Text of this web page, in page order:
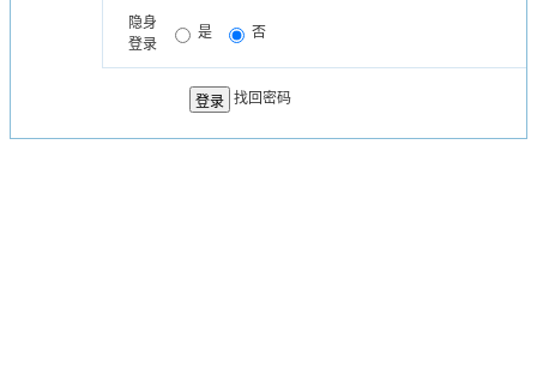
隐身
登录
是 否
找回密码